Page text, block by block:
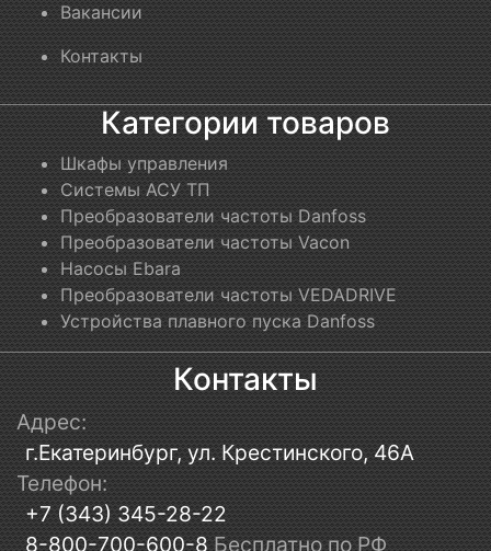
Вакансии
Контакты
Категории товаров
Шкафы управления
Системы АСУ ТП
Преобразователи частоты Danfoss
Преобразователи частоты Vacon
Насосы Ebara
Преобразователи частоты VEDADRIVE
Устройства плавного пуска Danfoss
Контакты
Адрес:
г.Екатеринбург, ул. Крестинского, 46А
Телефон:
+7 (343) 345-28-22
8-800-700-600-8 Бесплатно по РФ